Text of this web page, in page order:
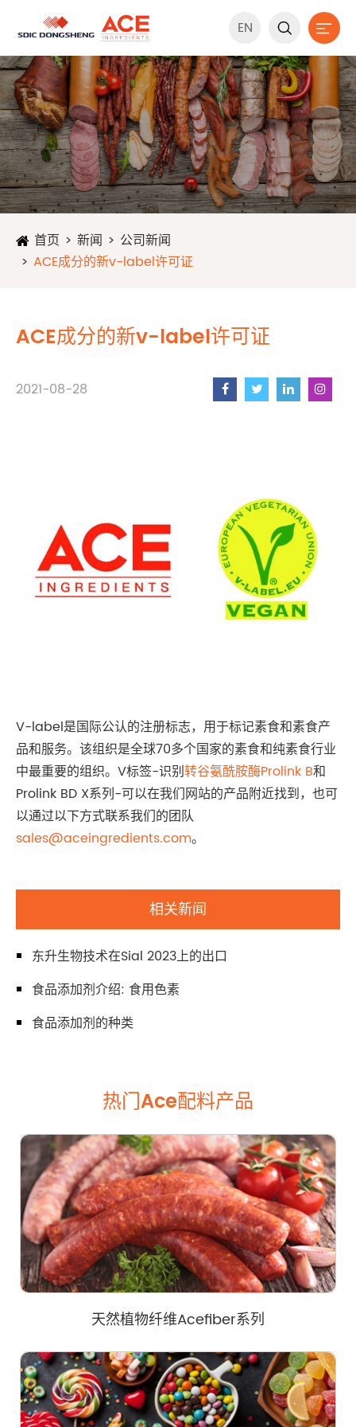
EN  
首页 新闻
公司新闻
ACE成分的新v-label许可证
ACE成分的新v-label许可证
2021-08-28
V-label是国际公认的注册标志，用于标记素食和素食产
品和服务。该组织是全球70多个国家的素食和纯素食行业
中最重要的组织。V标签-识别转谷氨酰胺酶Prolink B和
Prolink BD X系列-可以在我们网站的产品附近找到，也可
以通过以下方式联系我们的团队
sales@aceingredients.com。
相关新闻
东升生物技术在Sial 2023上的出口
食品添加剂介绍: 食用色素
食品添加剂的种类
热门Ace配料产品
天然植物纤维Acefiber系列